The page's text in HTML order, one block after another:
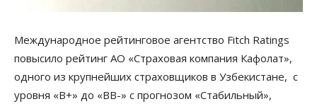
Международное рейтинговое агентство Fitch Ratings
повысило рейтинг АО «Страховая компания Кафолат»,
одного из крупнейших страховщиков в Узбекистане, с
уровня «В+» до «ВВ-» с прогнозом «Стабильный»,